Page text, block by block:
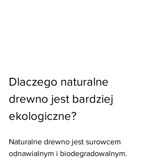
Dlaczego naturalne
drewno jest bardziej
ekologiczne?
Naturalne drewno jest surowcem
odnawialnym i biodegradowalnym.